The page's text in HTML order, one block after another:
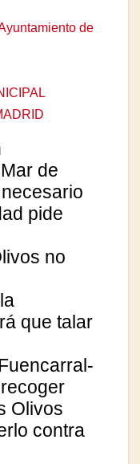
de
pide
no
que talar
Olivos
contra